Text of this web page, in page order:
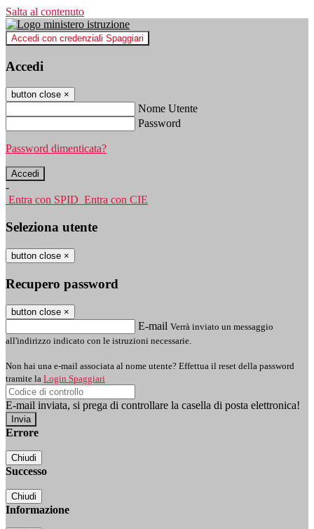
Salta al contenuto
Accedi con credenziali Spaggiari
Accedi
button close ×
Nome Utente
Password
Password dimenticata?
-
Entra con SPID Entra con CIE
Seleziona utente
button close ×
Recupero password
button close ×
E-mail Verrà inviato un messaggio
all'indirizzo indicato con le istruzioni necessarie.
Non hai una e-mail associata al nome utente? Effettua il reset della password
tramite la Login Spaggiari
E-mail inviata, si prega di controllare la casella di posta elettronica!
Errore
Chiudi
Successo
Chiudi
Informazione